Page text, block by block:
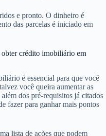
e pronto. O dinheiro é
das parcelas é iniciado em
obter crédito imobiliário em
é essencial para que você
você queira aumentar as
dos pré-requisitos já citados
fazer para ganhar mais pontos
lista de ações que podem